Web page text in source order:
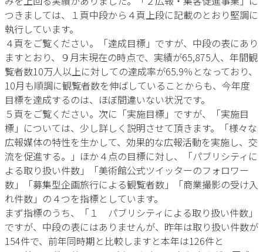
つきましては、１頁中段から４頁上段に記載のとおり堅調に
執行しています。
４頁をご覧ください。「達成目標」ですが、中段の表にあり
ますとおり、９月末現在の時点で、実績が65,875人、年間観
覧者数10万人以上に対しての達成率が65.9％となっており、
10月も順調に観覧者数を伸ばしていることからも、今年度
目標を達成するのは、ほぼ間違いない状況です。
５頁をご覧ください。次に「実施目標」ですが、「実施目
標」については、少し詳しく説明させて頂きます。「様々な
広報媒体の特性を生かして、効果的な広報活動を実施し、交
流を促進する。」ほか４点の目標に対し、「パブリシティに
よる取り扱い件数」「美術館公式ツイッターのフォロワー
数」「募集型企画旅行による観覧者数」「商業撮影の受け入
れ件数」の４つを指標としています。
まず指標のうち、「１ パブリシティによる取り扱い件数」
ですが、中段の表にはありませんが、昨年は取り扱い件数が
154件で、前年同時期と比較しますと本年は126件と